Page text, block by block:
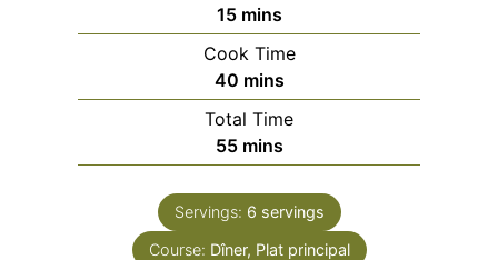
15minutes
mins
Cook Time
40minutes
mins
Total Time
55minutes
mins
Servings: 6 servings
Course: Dîner, Plat principal